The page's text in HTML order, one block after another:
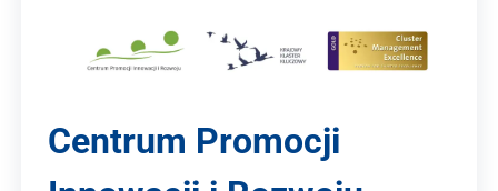
Centrum Promocji